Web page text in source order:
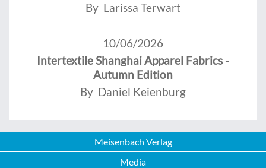
By Larissa Terwart
10/06/2026
Intertextile Shanghai Apparel Fabrics -
Autumn Edition
By Daniel Keienburg
Meisenbach Verlag
Media